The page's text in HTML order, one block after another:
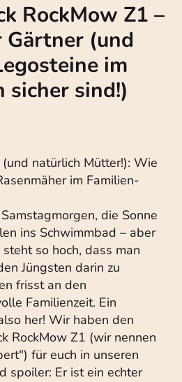
RockMow Z1 –
Gärtner (und
im
sicher sind!)
natürlich Mütter!): Wie
im Familien-
die Sonne
ins Schwimmbad – aber
so hoch, dass man
Jüngsten darin zu
frisst an den
Familienzeit. Ein
her! Wir haben den
RockMow Z1 (wir nennen
für euch in unseren
spoiler: Er ist ein echter